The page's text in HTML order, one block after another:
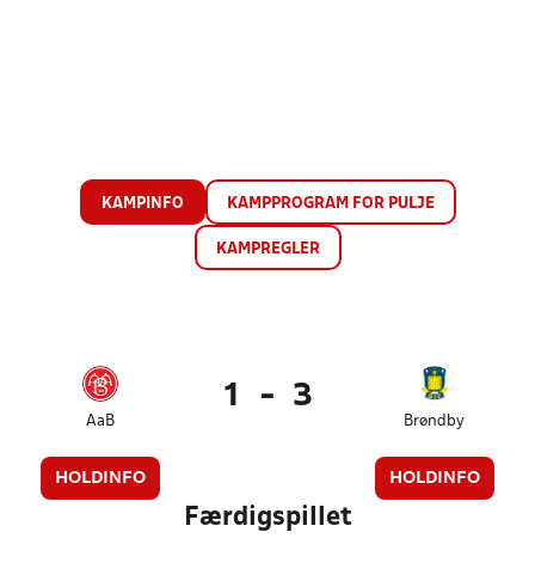
KAMPINFO KAMPPROGRAM FOR PULJE
KAMPREGLER
AaB
HOLDINFO
1 - 3
Brøndby
HOLDINFO
Færdigspillet